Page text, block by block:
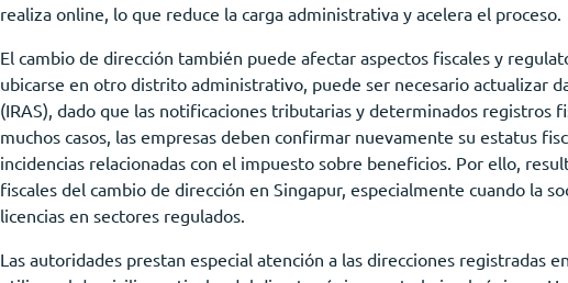
realiza online, lo que reduce la carga administrativa y acelera el proceso.
El cambio de dirección también puede afectar aspectos fiscales y
ubicarse en otro distrito administrativo, puede ser necesario actualizar
(IRAS), dado que las notificaciones tributarias y determinados registros
muchos casos, las empresas deben confirmar nuevamente su estatus
incidencias relacionadas con el impuesto sobre beneficios. Por ello,
fiscales del cambio de dirección en Singapur, especialmente cuando la
licencias en sectores regulados.
Las autoridades prestan especial atención a las direcciones registradas